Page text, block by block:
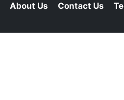
About Us Contact Us